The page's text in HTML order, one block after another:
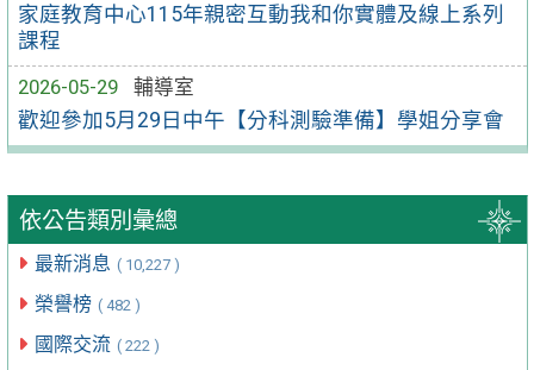
家庭教育中心115年親密互動我和你實體及線上系列
課程
2026-05-29
輔導室
歡迎參加5月29日中午【分科測驗準備】學姐分享會
依公告類別彙總
最新消息 ( 10,227 )
榮譽榜 ( 482 )
國際交流 ( 222 )